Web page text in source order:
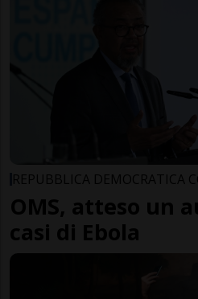
REPUBBLICA DEMOCRATICA
OMS, atteso un
casi di Ebola